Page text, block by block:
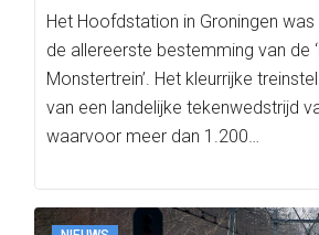
Het Hoofdstation in Groningen
de allereerste bestemming van de
Monstertrein’. Het kleurrijke
van een landelijke tekenwedstrijd
waarvoor meer dan 1.200…